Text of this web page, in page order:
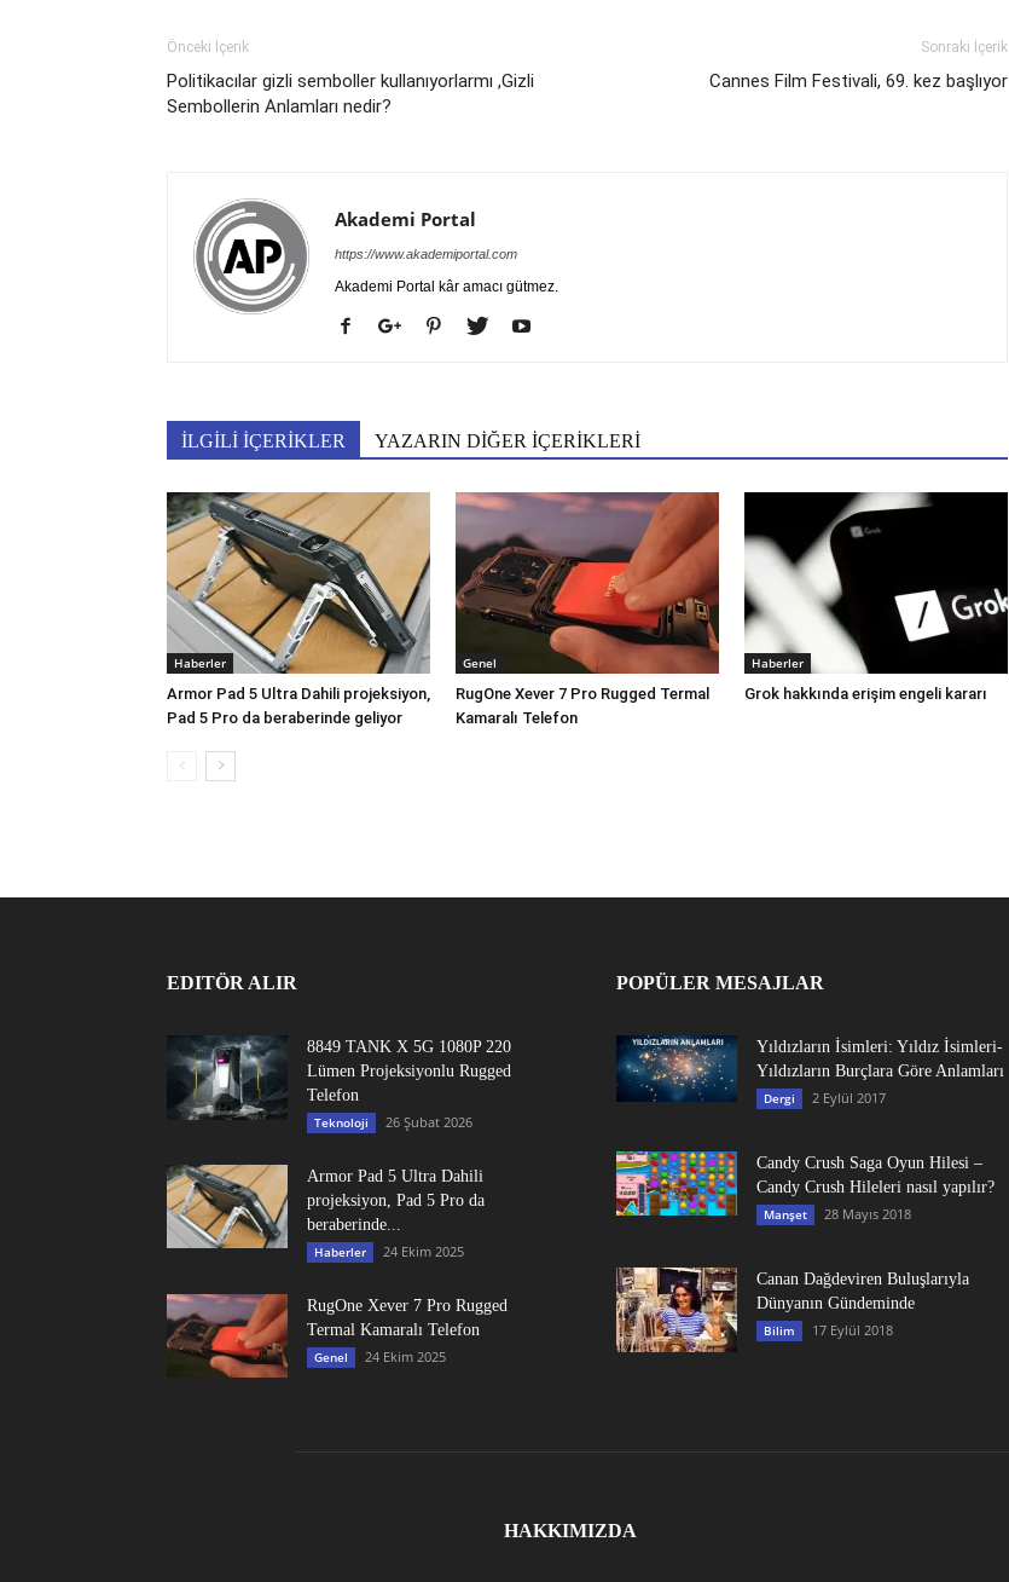
Önceki İçerik
Politikacılar gizli semboller kullanıyorlarmı ,Gizli
Sembollerin Anlamları nedir?
Sonraki İçerik
Cannes Film Festivali, 69. kez başlıyor
Akademi Portal
https://www.akademiportal.com
Akademi Portal kâr amacı gütmez.
İLGİLİ İÇERİKLER YAZARIN DİĞER İÇERİKLERİ
Haberler
Armor Pad 5 Ultra Dahili projeksiyon,
Pad 5 Pro da beraberinde geliyor
Genel
RugOne Xever 7 Pro Rugged Termal
Kamaralı Telefon
Haberler
Grok hakkında erişim engeli kararı
EDITÖR ALIR
8849 TANK X 5G 1080P 220
Lümen Projeksiyonlu Rugged
Telefon
Teknoloji 26 Şubat 2026
Armor Pad 5 Ultra Dahili
projeksiyon, Pad 5 Pro da
beraberinde...
Haberler 24 Ekim 2025
RugOne Xever 7 Pro Rugged
Termal Kamaralı Telefon
Genel 24 Ekim 2025
POPÜLER MESAJLAR
Yıldızların İsimleri: Yıldız İsimleri-
Yıldızların Burçlara Göre Anlamları
Dergi 2 Eylül 2017
Candy Crush Saga Oyun Hilesi –
Candy Crush Hileleri nasıl yapılır?
Manşet 28 Mayıs 2018
Canan Dağdeviren Buluşlarıyla
Dünyanın Gündeminde
Bilim 17 Eylül 2018
HAKKIMIZDA